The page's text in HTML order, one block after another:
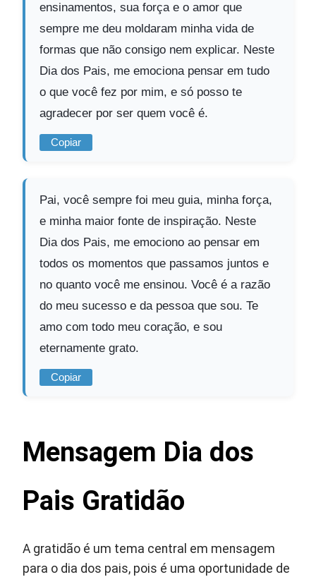
ensinamentos, sua força e o amor que
sempre me deu moldaram minha vida de
formas que não consigo nem explicar. Neste
Dia dos Pais, me emociona pensar em tudo
o que você fez por mim, e só posso te
agradecer por ser quem você é.
Copiar
Pai, você sempre foi meu guia, minha força,
e minha maior fonte de inspiração. Neste
Dia dos Pais, me emociono ao pensar em
todos os momentos que passamos juntos e
no quanto você me ensinou. Você é a razão
do meu sucesso e da pessoa que sou. Te
amo com todo meu coração, e sou
eternamente grato.
Copiar
Mensagem Dia dos
Pais Gratidão
A gratidão é um tema central em mensagem
para o dia dos pais, pois é uma oportunidade de